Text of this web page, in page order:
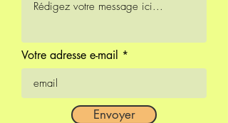
Votre adresse e-mail
Envoyer